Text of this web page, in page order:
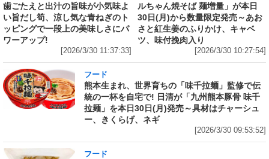
歯ごたえと出汁の旨味が小気味よ
い旨だし筍、涼し気な青ねぎのト
ッピングで一段上の美味しさにパ
ワーアップ!
[2026/3/30 11:37:33]
ルちゃん焼そば 麺増量」が本日
30日(月)から数量限定発売～あお
さと紅生姜のふりかけ、キャベ
ツ、味付挽肉入り
[2026/3/30 10:27:54]
フード
熊本生まれ、世界育ちの「味千拉麺」監修で伝
統の一杯を自宅で! 日清が「九州熊本豚骨 味千
拉麺」を本日30日(月)発売～具材はチャーシュ
ー、きくらげ、ネギ
[2026/3/30 09:53:52]
フード